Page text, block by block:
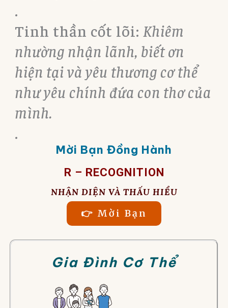
.
Tinh thần cốt lõi: Khiêm
nhường nhận lãnh, biết ơn
hiện tại và yêu thương cơ thể
như yêu chính đứa con thơ của
mình.
.
Mời Bạn Đồng Hành
R – RECOGNITION
NHẬN DIỆN VÀ THẤU HIỂU
👉 Mời Bạn
Gia Đình Cơ Thể